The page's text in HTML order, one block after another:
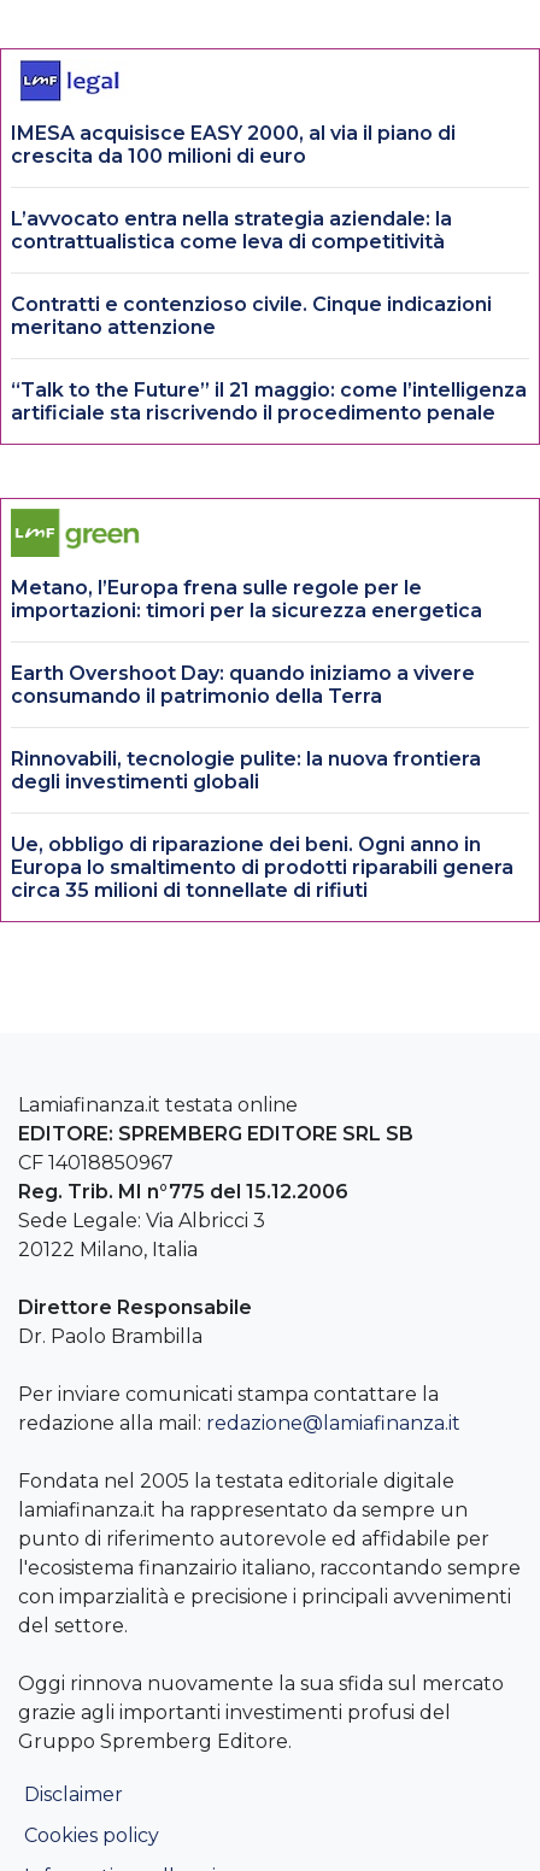
IMESA acquisisce EASY 2000, al via il piano di
crescita da 100 milioni di euro
L’avvocato entra nella strategia aziendale: la
contrattualistica come leva di competitività
Contratti e contenzioso civile. Cinque indicazioni
meritano attenzione
“Talk to the Future” il 21 maggio: come l’intelligenza
artificiale sta riscrivendo il procedimento penale
Metano, l’Europa frena sulle regole per le
importazioni: timori per la sicurezza energetica
Earth Overshoot Day: quando iniziamo a vivere
consumando il patrimonio della Terra
Rinnovabili, tecnologie pulite: la nuova frontiera
degli investimenti globali
Ue, obbligo di riparazione dei beni. Ogni anno in
Europa lo smaltimento di prodotti riparabili genera
circa 35 milioni di tonnellate di rifiuti
Lamiafinanza.it testata online
EDITORE: SPREMBERG EDITORE SRL SB
CF 14018850967
Reg. Trib. MI n°775 del 15.12.2006
Sede Legale: Via Albricci 3
20122 Milano, Italia
Direttore Responsabile
Dr. Paolo Brambilla
Per inviare comunicati stampa contattare la
redazione alla mail: redazione@lamiafinanza.it
Fondata nel 2005 la testata editoriale digitale
lamiafinanza.it ha rappresentato da sempre un
punto di riferimento autorevole ed affidabile per
l'ecosistema finanzairio italiano, raccontando sempre
con imparzialità e precisione i principali avvenimenti
del settore.
Oggi rinnova nuovamente la sua sfida sul mercato
grazie agli importanti investimenti profusi del
Gruppo Spremberg Editore.
Disclaimer
Cookies policy